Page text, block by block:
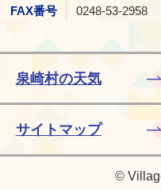
FAX番号
0248-53-2958
泉崎村の天気
サイトマップ
©